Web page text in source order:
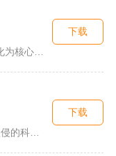
下载
下载